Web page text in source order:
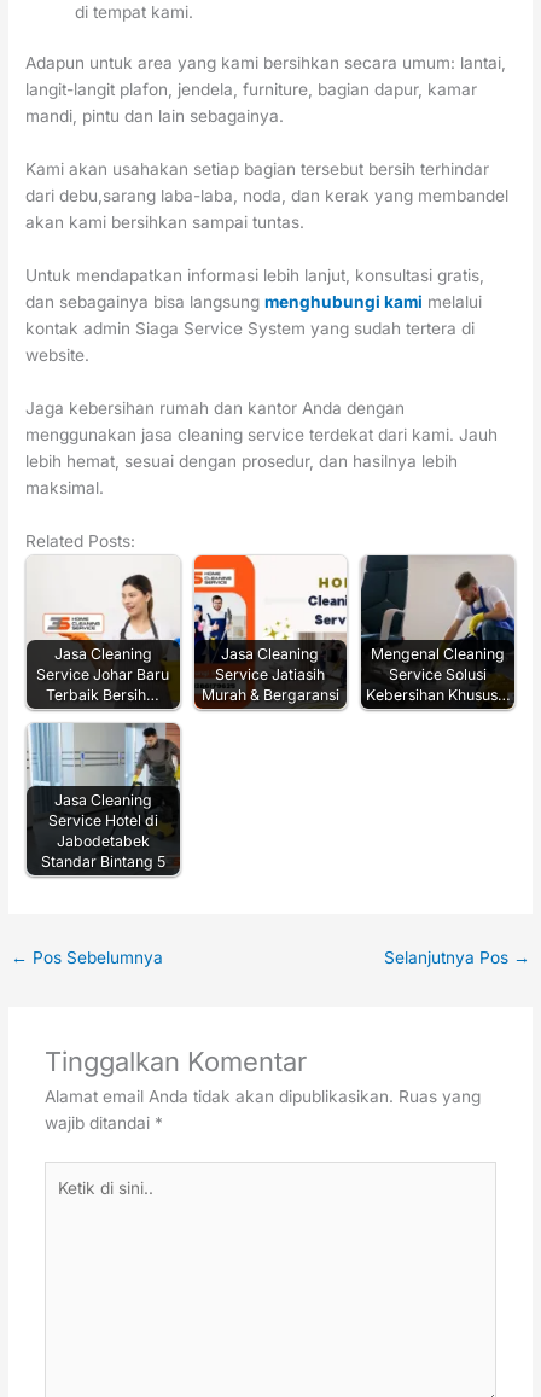
di tempat kami.
Adapun untuk area yang kami bersihkan secara umum: lantai,
langit-langit plafon, jendela, furniture, bagian dapur, kamar
mandi, pintu dan lain sebagainya.
Kami akan usahakan setiap bagian tersebut bersih terhindar
dari debu,sarang laba-laba, noda, dan kerak yang membandel
akan kami bersihkan sampai tuntas.
Untuk mendapatkan informasi lebih lanjut, konsultasi gratis,
dan sebagainya bisa langsungmenghubungi kami melalui
kontak admin Siaga Service System yang sudah tertera di
website.
Jaga kebersihan rumah dan kantor Anda dengan
menggunakan jasa cleaning service terdekat dari kami. Jauh
lebih hemat, sesuai dengan prosedur, dan hasilnya lebih
maksimal.
Related Posts:
Jasa Cleaning
Service Johar Baru
Terbaik Bersih…
Jasa Cleaning
Service Jatiasih
Murah & Bergaransi
Mengenal Cleaning
Service Solusi
Kebersihan Khusus…
Jasa Cleaning
Service Hotel di
Jabodetabek
Standar Bintang 5
← Pos Sebelumnya Selanjutnya Pos →
Tinggalkan Komentar
Alamat email Anda tidak akan dipublikasikan. Ruas yang
wajib ditandai *